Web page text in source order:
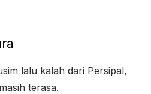
lalu kalah dari Persipal,
terasa.